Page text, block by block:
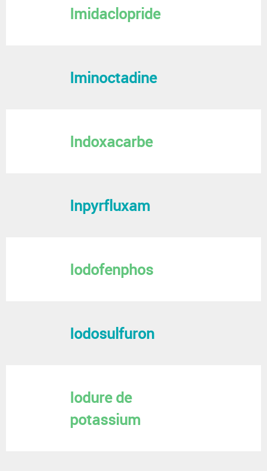
Imidaclopride
Iminoctadine
Indoxacarbe
Inpyrfluxam
Iodofenphos
Iodosulfuron
Iodure de
potassium